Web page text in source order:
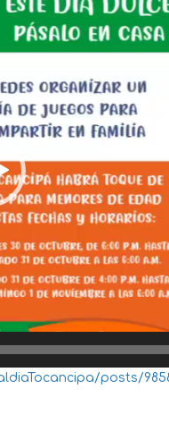
posts/